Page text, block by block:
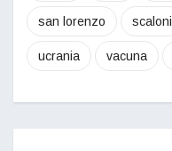
san lorenzo scaloni
ucrania vacuna